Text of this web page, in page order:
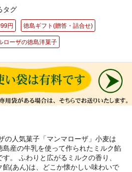
タグ
円 徳島ギフト(贈答・詰合せ)
ローザの徳島洋菓子
の人気菓子「マンマローザ」小麦は
産の牛乳を使って作られたミルク餡
。 ふわりと広がるミルクの香り、
餡(あん)は、どこか懐かしい味わいで